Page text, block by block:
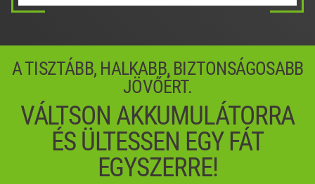
A TISZTÁBB, HALKABB, BIZTONSÁGOSABB
JÖVŐÉRT.
VÁLTSON AKKUMULÁTORRA
ÉS ÜLTESSEN EGY FÁT
EGYSZERRE!